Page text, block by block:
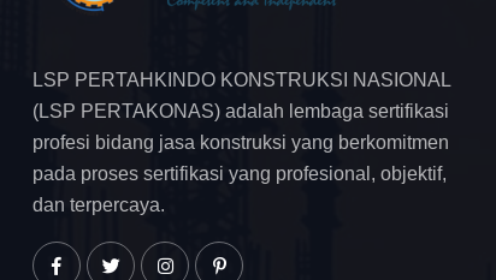
LSP PERTAHKINDO KONSTRUKSI NASIONAL
(LSP PERTAKONAS) adalah lembaga sertifikasi
profesi bidang jasa konstruksi yang berkomitmen
pada proses sertifikasi yang profesional, objektif,
dan terpercaya.